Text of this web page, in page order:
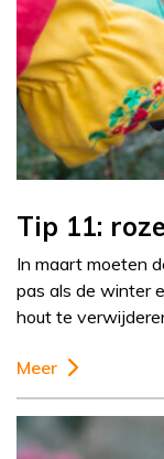
Tip 11:
In maart moeten
pas als de winter
hout te
Meer